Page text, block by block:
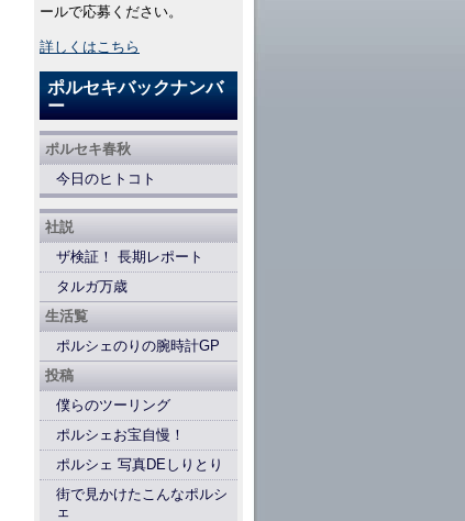
ールで応募ください。
詳しくはこちら
ポルセキバックナンバ
ー
ポルセキ春秋
今日のヒトコト
社説
ザ検証！ 長期レポート
タルガ万歳
生活覧
ポルシェのりの腕時計GP
投稿
僕らのツーリング
ポルシェお宝自慢！
ポルシェ 写真DEしりとり
街で見かけたこんなポルシ
ェ